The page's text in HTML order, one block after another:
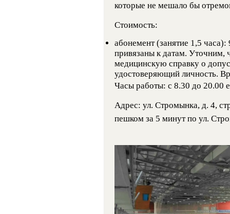
которые не мешало бы
Стоимость:
абонемент (занятие 1,5
привязаны к датам. Уточним,
медицинскую справку о
удостоверяющий личность.
Часы работы: с 8.30 до 20.00
Адрес: ул. Стромынка, д. 4,
пешком за 5 минут по ул.